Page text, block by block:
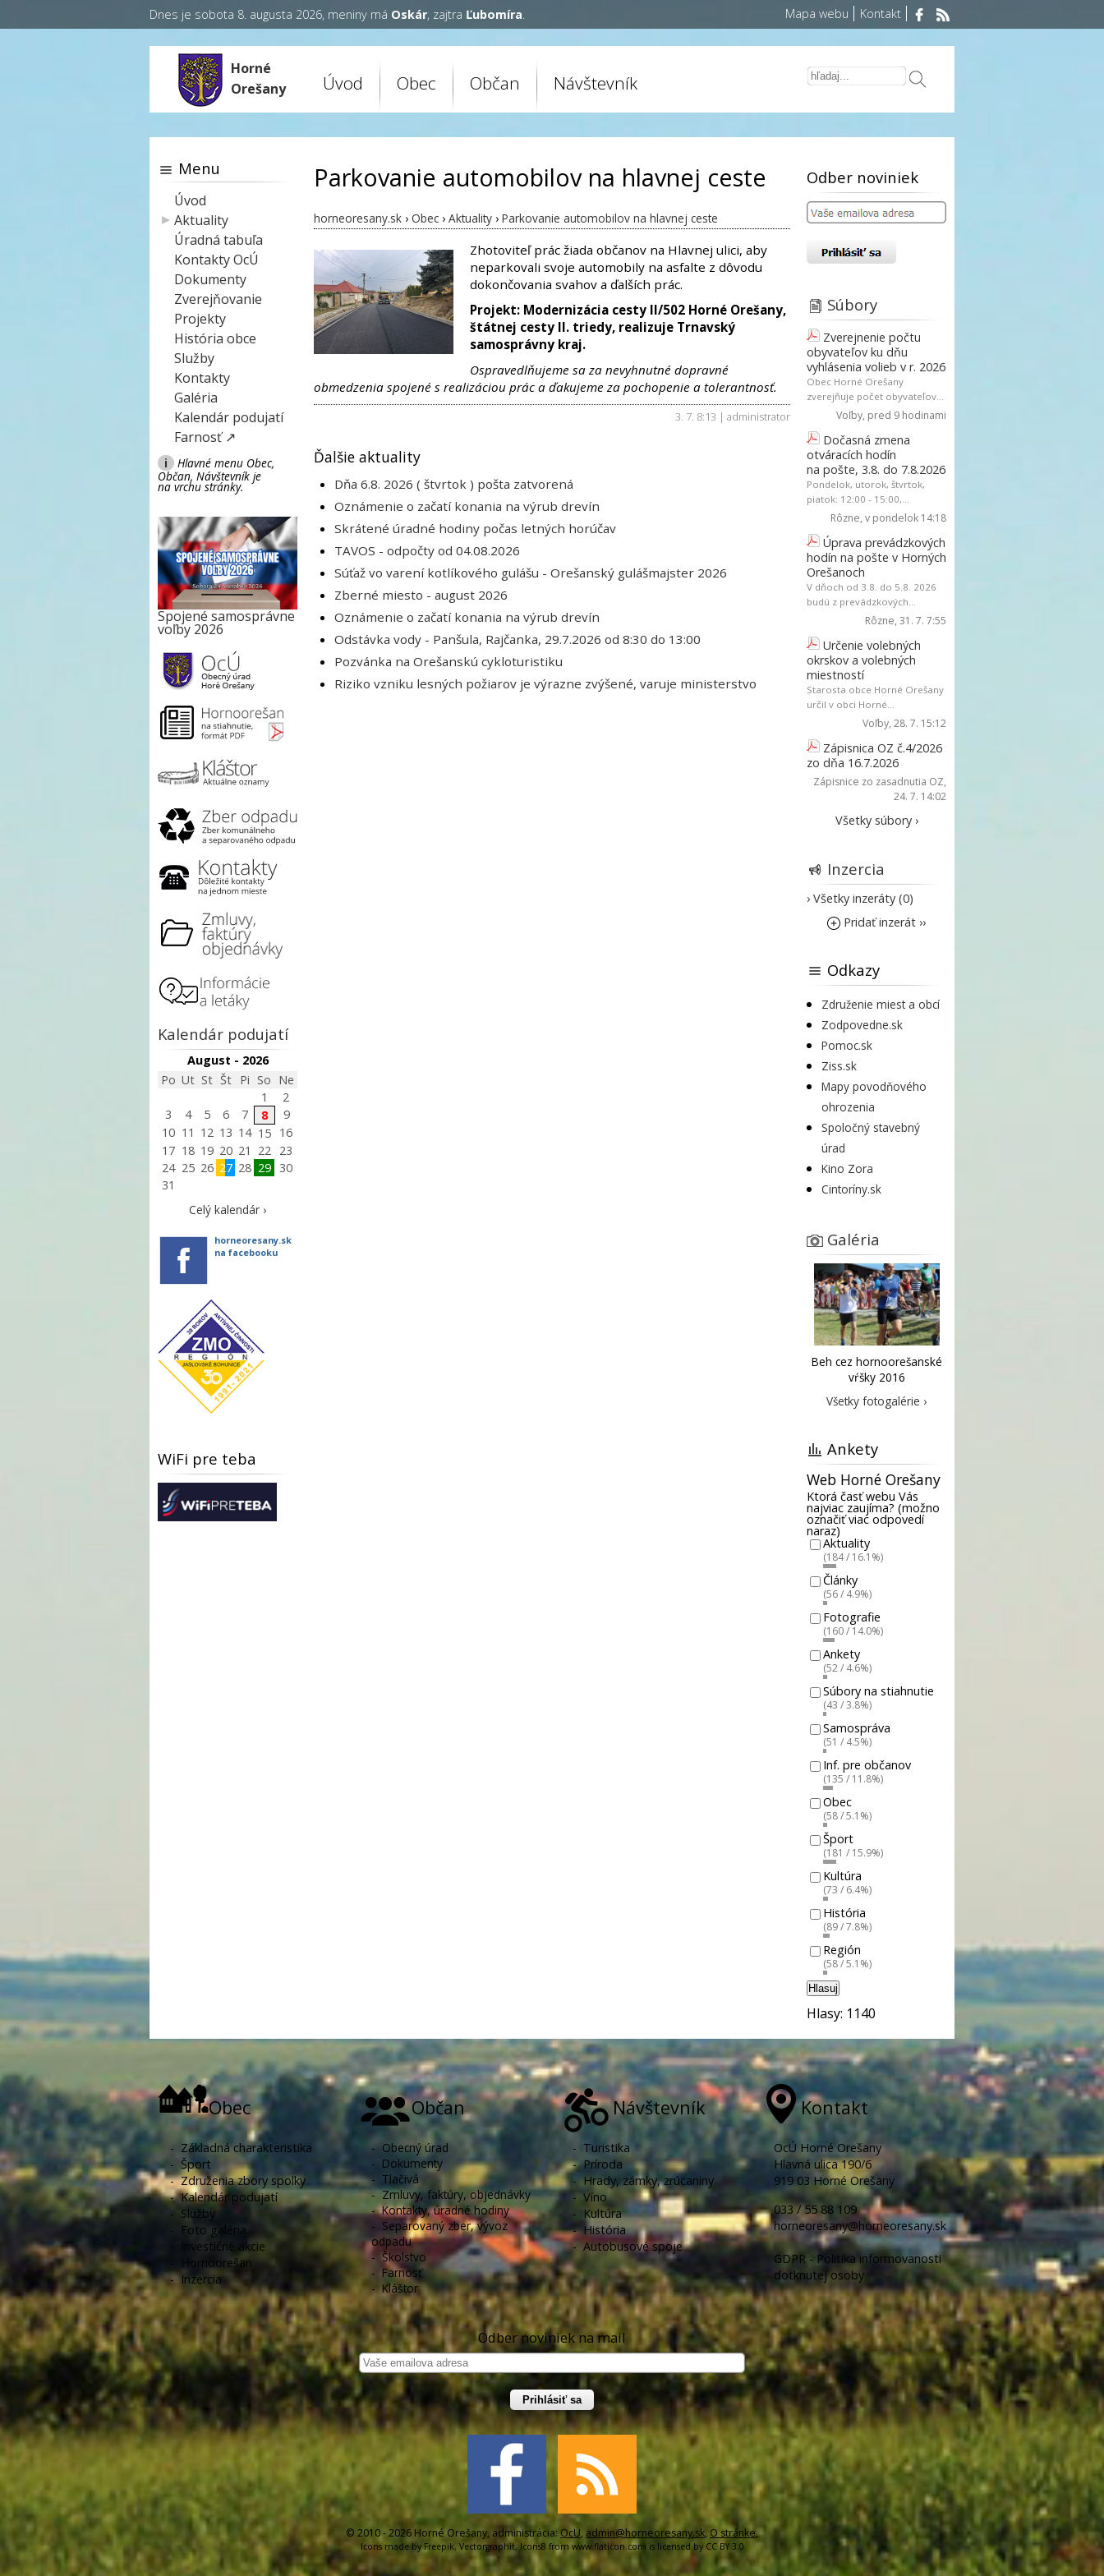
Dnes je sobota 8. augusta 2026, meniny má Oskár, zajtra Ľubomíra. Mapa webu Kontakt
Horné
Orešany
Úvod Obec Občan Návštevník
Parkovanie automobilov na hlavnej ceste
horneoresany.sk › Obec › Aktuality › Parkovanie automobilov na hlavnej ceste
Zhotoviteľ prác žiada občanov na Hlavnej ulici, aby
neparkovali svoje automobily na asfalte z dôvodu
dokončovania svahov a ďalších prác.
Projekt: Modernizácia cesty II/502 Horné Orešany,
štátnej cesty II. triedy, realizuje Trnavský
samosprávny kraj.
Ospravedlňujeme sa za nevyhnutné dopravné
obmedzenia spojené s realizáciou prác a ďakujeme za pochopenie a tolerantnosť.
3. 7. 8:13 | administrator
Ďalšie aktuality
Dňa 6.8. 2026 ( štvrtok ) pošta zatvorená
Oznámenie o začatí konania na výrub drevín
Skrátené úradné hodiny počas letných horúčav
TAVOS - odpočty od 04.08.2026
Súťaž vo varení kotlíkového gulášu - Orešanský gulášmajster 2026
Zberné miesto - august 2026
Oznámenie o začatí konania na výrub drevín
Odstávka vody - Panšula, Rajčanka, 29.7.2026 od 8:30 do 13:00
Pozvánka na Orešanskú cykloturistiku
Riziko vzniku lesných požiarov je výrazne zvýšené, varuje ministerstvo
Menu
Úvod
Aktuality
Úradná tabuľa
Kontakty OcÚ
Dokumenty
Zverejňovanie
Projekty
História obce
Služby
Kontakty
Galéria
Kalendár podujatí
Farnosť ↗
i
Hlavné menu Obec,
Občan, Návštevník je
na vrchu stránky.
Spojené samosprávne
voľby 2026
Kalendár podujatí
August - 2026
Po Ut St Št Pi So Ne
1
2
3
4 5 6 7 8
9
10 11 12 13 14 15
16
17 18 19 20 21 22
23
24 25 26 27 28 29
30
31
Celý kalendár ›
horneoresany.sk
na facebooku
WiFi pre teba
Odber noviniek
Súbory
Zverejnenie počtu
obyvateľov ku dňu
vyhlásenia volieb v r. 2026
Obec Horné Orešany
zverejňuje počet obyvateľov...
Voľby, pred 9 hodinami
Dočasná zmena
otváracích hodín
na pošte, 3.8. do 7.8.2026
Pondelok, utorok, štvrtok,
piatok: 12:00 - 15:00,...
Rôzne, v pondelok 14:18
Úprava prevádzkových
hodín na pošte v Horných
Orešanoch
V dňoch od 3.8. do 5.8. 2026
budú z prevádzkových...
Rôzne, 31. 7. 7:55
Určenie volebných
okrskov a volebných
miestností
Starosta obce Horné Orešany
určil v obci Horné...
Voľby, 28. 7. 15:12
Zápisnica OZ č.4/2026
zo dňa 16.7.2026
Zápisnice zo zasadnutia OZ,
24. 7. 14:02
Všetky súbory ›
Inzercia
› Všetky inzeráty (0)
Pridať inzerát ››
Odkazy
Združenie miest a obcí
Zodpovedne.sk
Pomoc.sk
Ziss.sk
Mapy povodňového
ohrozenia
Spoločný stavebný
úrad
Kino Zora
Cintoríny.sk
Galéria
Beh cez hornoorešanské
vŕšky 2016
Všetky fotogalérie ›
Ankety
Web Horné Orešany
Ktorá časť webu Vás
najviac zaujíma? (možno
označiť viac odpovedí
naraz)
Aktuality
(184 / 16.1%)
Články
(56 / 4.9%)
Fotografie
(160 / 14.0%)
Ankety
(52 / 4.6%)
Súbory na stiahnutie
(43 / 3.8%)
Samospráva
(51 / 4.5%)
Inf. pre občanov
(135 / 11.8%)
Obec
(58 / 5.1%)
Šport
(181 / 15.9%)
Kultúra
(73 / 6.4%)
História
(89 / 7.8%)
Región
(58 / 5.1%)
Hlasuj
Hlasy: 1140
Obec
- Základná charakteristika
- Šport
-Združenia zbory spolky
-Kalendár podujatí
- Služby
- Foto galéria
-
Investičné akcie
Hornoorešan
-Inzercia
Občan
- Obecný úrad
- Dokumenty
- Tlačivá
-Zmluvy, faktúry, objednávky
-Kontakty, úradné hodiny
- Separovaný zber, vývoz
odpadu
-Školstvo
-Farnosť
-Kláštor
Návštevník
- Turistika
-Príroda
-Hrady, zámky, zrúcaniny
-Víno
- Kultúra
-História
-Autobusové spoje
Kontakt
OcÚ Horné Orešany
Hlavná ulica 190/6
919 03 Horné Orešany
033 / 55 88 109
horneoresany@horneoresany.sk
GDPR - Politika informovanosti
dotknutej osoby
Odber noviniek na mail
Prihlásiť sa
© 2010 - 2026 Horné Orešany, administrácia: OcU, admin@horneoresany.sk, O stránke,
Icons made byFreepik, Vectorgraphit, Icons8 from www.flaticon.com is licensed by CC BY 3.0